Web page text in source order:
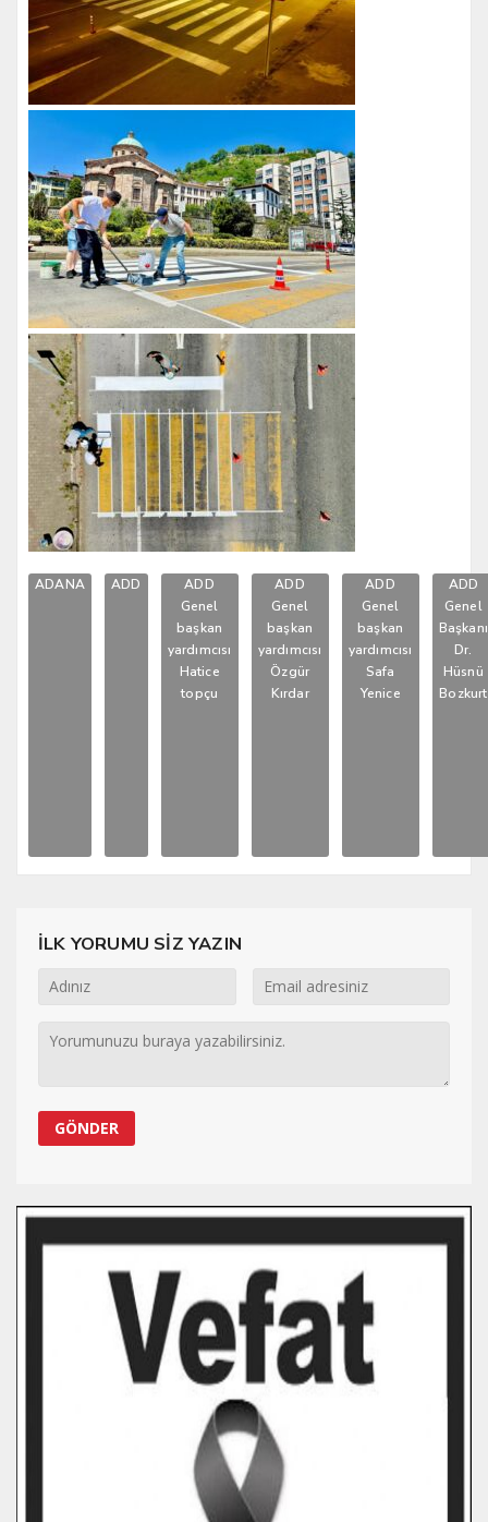
ADANA ADD
ADD
Genel
başkan
yardımcısı
Hatice
topçu
ADD
Genel
başkan
yardımcısı
Özgür
Kırdar
ADD
Genel
başkan
yardımcısı
Safa
Yenice
ADD
Genel
Başkanı
Dr.
Hüsnü
Bozkurt
İLK YORUMU SİZ YAZIN